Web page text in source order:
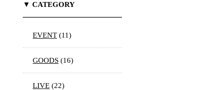
▼ CATEGORY
EVENT (11)
GOODS (16)
LIVE (22)